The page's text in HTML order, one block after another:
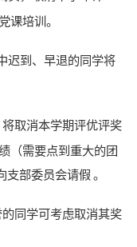
课培训。
迟到、早退的同学将
取消本学期评优评奖
（需要点到重大的团
支部委员会请假 。
同学可考虑取消其奖